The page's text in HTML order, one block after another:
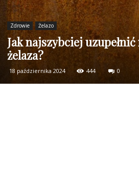
Zdrowie Żelazo
Jak najszybciej
żelaza?
18 października 2024 444 0